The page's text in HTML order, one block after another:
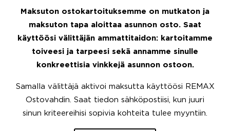
Maksuton ostokartoituksemme on mutkaton ja
maksuton tapa aloittaa asunnon osto. Saat
käyttöösi välittäjän ammattitaidon: kartoitamme
toiveesi ja tarpeesi sekä annamme sinulle
konkreettisia vinkkejä asunnon ostoon.
Samalla välittäjä aktivoi maksutta käyttöösi REMAX
Ostovahdin. Saat tiedon sähköpostiisi, kun juuri
sinun kriteereihisi sopivia kohteita tulee myyntiin.